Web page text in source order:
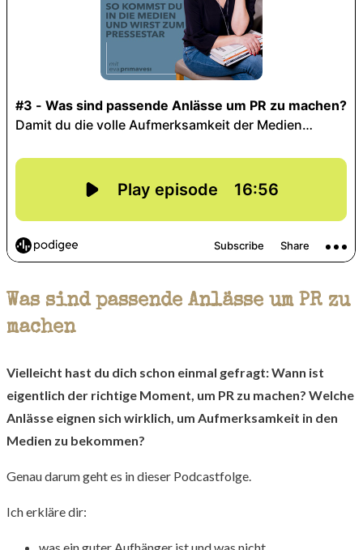
Was sind passende Anlässe um PR zu
machen
Vielleicht hast du dich schon einmal gefragt: Wann ist
eigentlich der richtige Moment, um PR zu machen? Welche
Anlässe eignen sich wirklich, um Aufmerksamkeit in den
Medien zu bekommen?
Genau darum geht es in dieser Podcastfolge.
Ich erkläre dir: